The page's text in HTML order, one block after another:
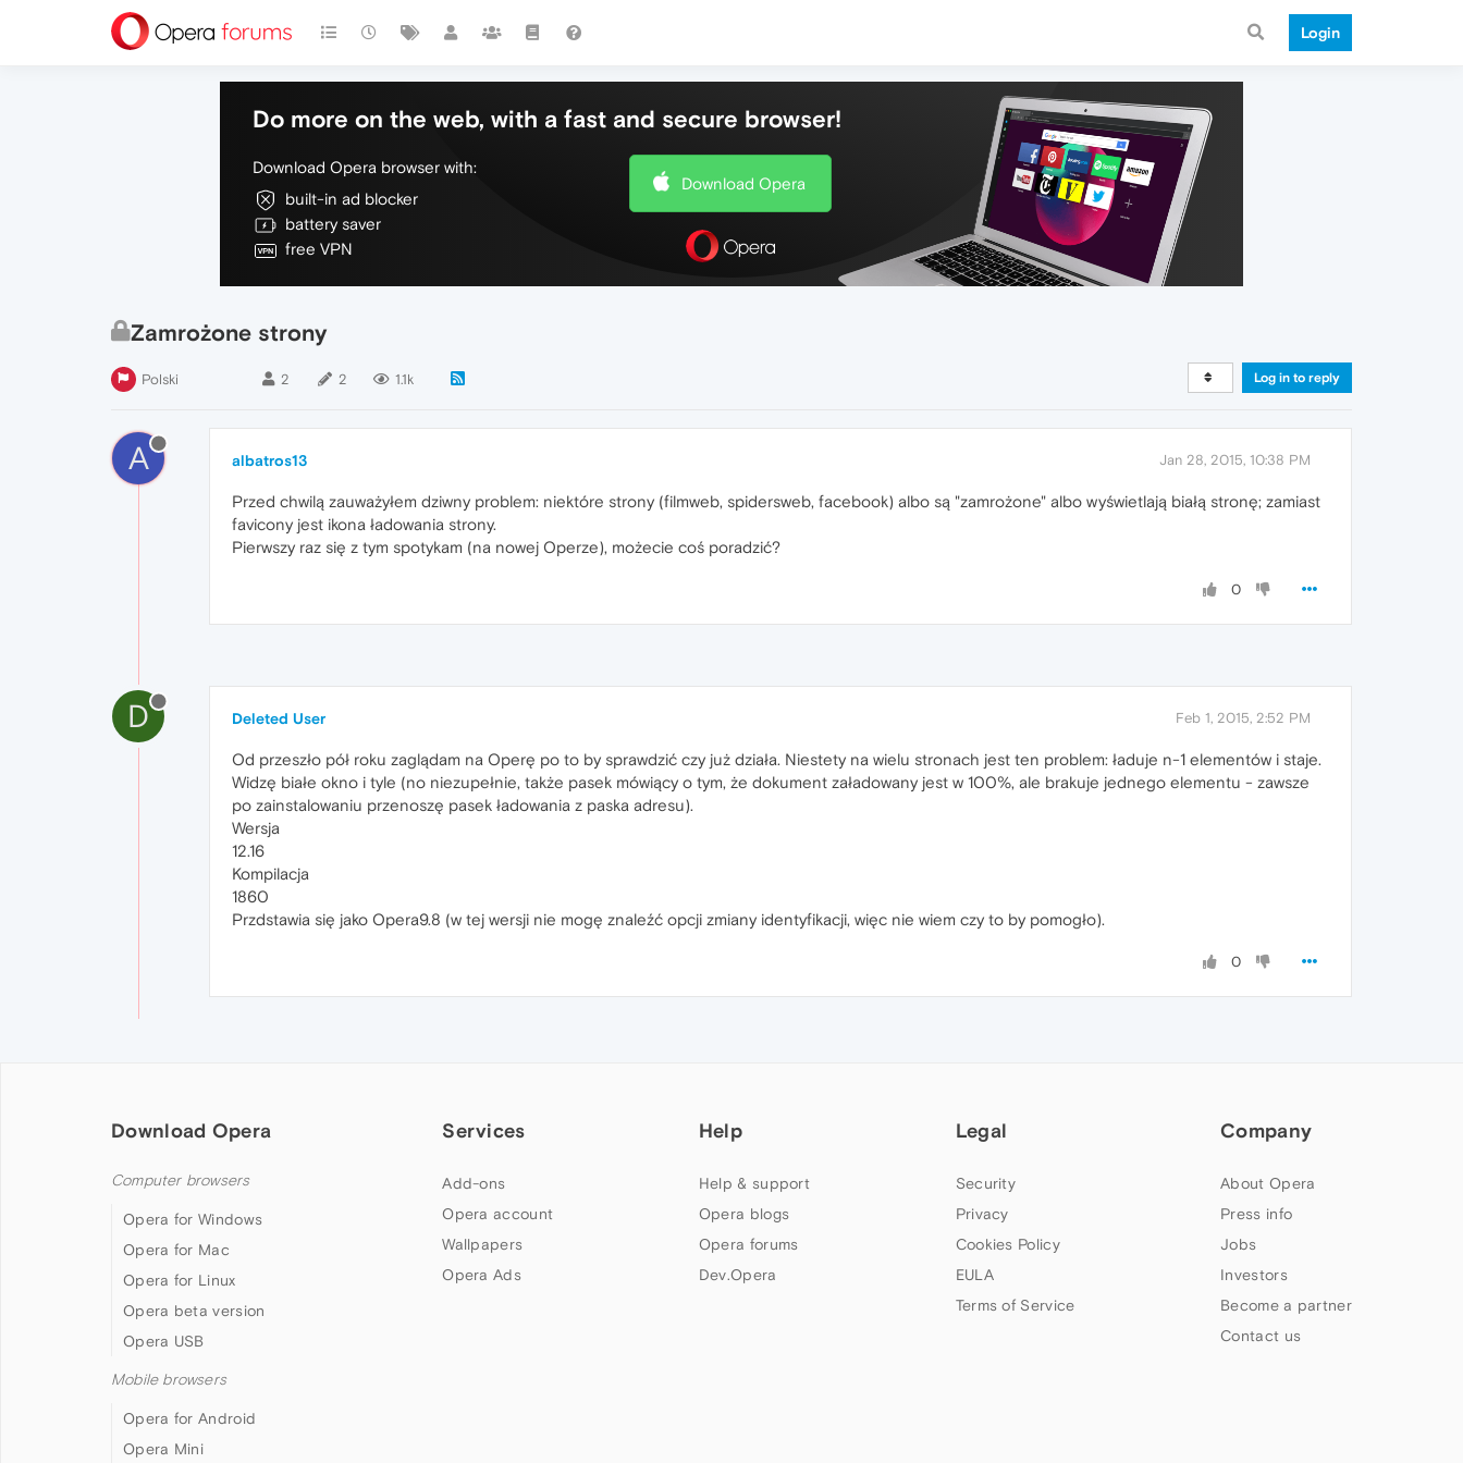
Login
Do more on the web, with a fast and secure browser!
Download Opera browser with:
built-in ad blocker
battery saver
free VPN
Download Opera
Zamrożone strony
Polski 2 2 1.1k Log in to reply
A albatros13 Jan 28, 2015, 10:38 PM
Przed chwilą zauważyłem dziwny problem: niektóre strony (filmweb, spidersweb, facebook) albo są "zamrożone" albo wyświetlają białą stronę; zamiast
favicony jest ikona ładowania strony.
Pierwszy raz się z tym spotykam (na nowej Operze), możecie coś poradzić?
0
D Deleted User Feb 1, 2015, 2:52 PM
Od przeszło pół roku zaglądam na Operę po to by sprawdzić czy już działa. Niestety na wielu stronach jest ten problem: ładuje n-1 elementów i staje.
Widzę białe okno i tyle (no niezupełnie, także pasek mówiący o tym, że dokument załadowany jest w 100%, ale brakuje jednego elementu - zawsze
po zainstalowaniu przenoszę pasek ładowania z paska adresu).
Wersja
12.16
Kompilacja
1860
Przdstawia się jako Opera9.8 (w tej wersji nie mogę znaleźć opcji zmiany identyfikacji, więc nie wiem czy to by pomogło).
0
Download Opera
Computer browsers
Opera for Windows
Opera for Mac
Opera for Linux
Opera beta version
Opera USB
Mobile browsers
Opera for Android
Opera Mini
Services
Add-ons
Opera account
Wallpapers
Opera Ads
Help
Help & support
Opera blogs
Opera forums
Dev.Opera
Legal
Security
Privacy
Cookies Policy
EULA
Terms of Service
Company
About Opera
Press info
Jobs
Investors
Become a partner
Contact us